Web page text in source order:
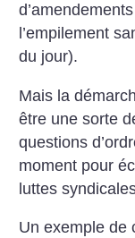
l’empilement
du jour).
Mais la
être une sorte
questions
moment pour
luttes
Un exemple de